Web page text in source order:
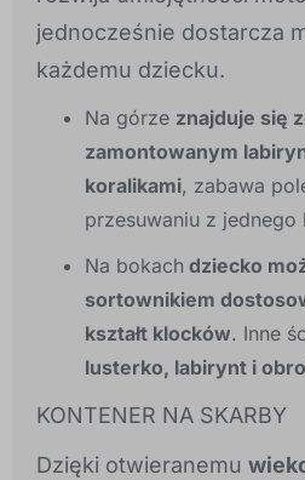
jednocześnie dostarcza
każdemu dziecku.
Na górze znajduje się
zamontowanym
koralikami, zabawa
przesuwaniu z jednego
Na bokach dziecko
sortownikiem
kształt klocków. Inne
lusterko, labirynt i
KONTENER NA SKARBY
Dzięki otwieranemu